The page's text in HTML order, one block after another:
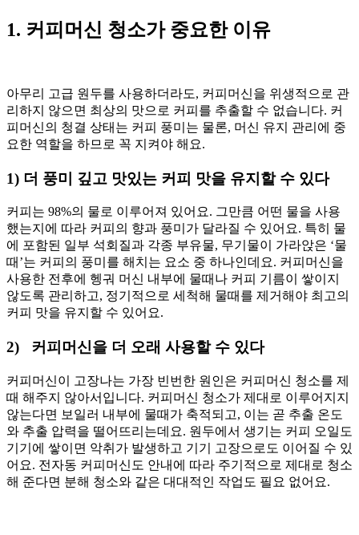
1. 커피머신 청소가 중요한 이유
아무리 고급 원두를 사용하더라도, 커피머신을 위생적으로 관
리하지 않으면 최상의 맛으로 커피를 추출할 수 없습니다. 커
피머신의 청결 상태는 커피 풍미는 물론, 머신 유지 관리에 중
요한 역할을 하므로 꼭 지켜야 해요.
1) 더 풍미 깊고 맛있는 커피 맛을 유지할 수 있다
커피는 98%의 물로 이루어져 있어요. 그만큼 어떤 물을 사용
했는지에 따라 커피의 향과 풍미가 달라질 수 있어요. 특히 물
에 포함된 일부 석회질과 각종 부유물, 무기물이 가라앉은 ‘물
때’는 커피의 풍미를 해치는 요소 중 하나인데요. 커피머신을
사용한 전후에 헹궈 머신 내부에 물때나 커피 기름이 쌓이지
않도록 관리하고, 정기적으로 세척해 물때를 제거해야 최고의
커피 맛을 유지할 수 있어요.
2) 커피머신을 더 오래 사용할 수 있다
커피머신이 고장나는 가장 빈번한 원인은 커피머신 청소를 제
때 해주지 않아서입니다. 커피머신 청소가 제대로 이루어지지
않는다면 보일러 내부에 물때가 축적되고, 이는 곧 추출 온도
와 추출 압력을 떨어뜨리는데요. 원두에서 생기는 커피 오일도
기기에 쌓이면 악취가 발생하고 기기 고장으로도 이어질 수 있
어요. 전자동 커피머신도 안내에 따라 주기적으로 제대로 청소
해 준다면 분해 청소와 같은 대대적인 작업도 필요 없어요.